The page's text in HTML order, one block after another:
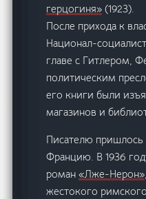
герцогиня» (1923).
После прихода к
Национал-
главе с Гитлером,
политическим
его книги были
магазинов и
Писателю пришлось
Францию. В 1936
роман«Лже-Нерон»
жестокого